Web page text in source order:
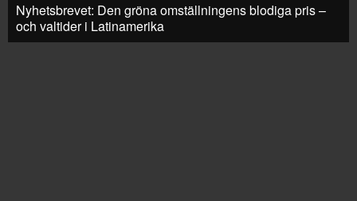
Nyhetsbrevet: Den gröna omställningens blodiga pris –
och valtider i Latinamerika